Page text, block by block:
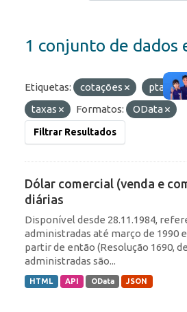
1 conjunto de dados
Etiquetas: cotações ptax
taxas
Formatos: OData
Filtrar Resultados
Dólar comercial (venda e
diárias
Disponível desde 28.11.1984,
administradas até março de 1990
partir de então (Resolução 1690,
administradas são...
HTML API OData JSON